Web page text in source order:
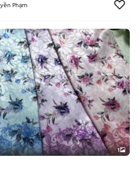
Phạm
1